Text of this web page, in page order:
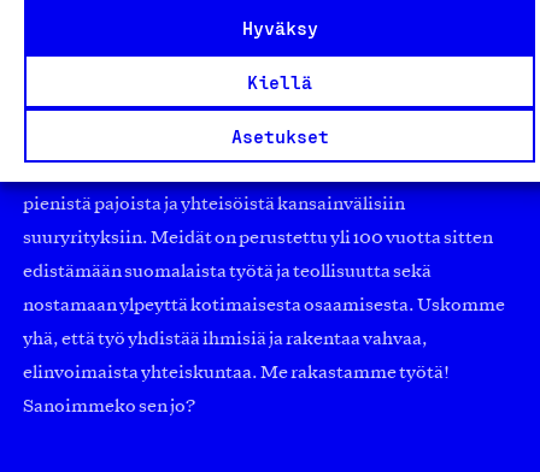
Hyväksy
Kiellä
Asetukset
Olemme jäsentemme omistama puolueeton,
työmarkkinajärjestöistä riippumaton yhdistys.
pienistä pajoista ja yhteisöistä kansainvälisiin
suuryrityksiin. Meidät on perustettu yli 100 vuotta sitten
edistämään suomalaista työtä ja teollisuutta sekä
nostamaan ylpeyttä kotimaisesta osaamisesta. Uskomme
yhä, että työ yhdistää ihmisiä ja rakentaa vahvaa,
elinvoimaista yhteiskuntaa. Me rakastamme työtä!
Sanoimmeko sen jo?